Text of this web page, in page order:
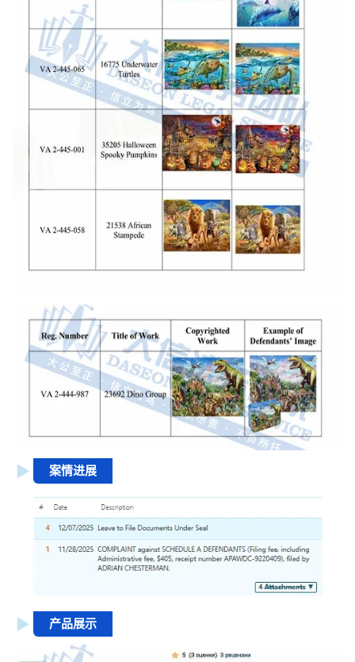
案情进展
产品展示